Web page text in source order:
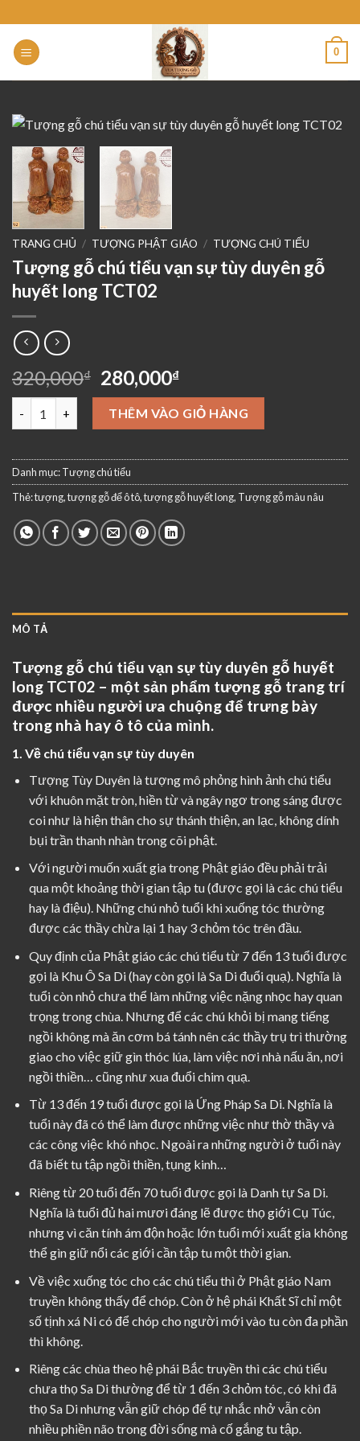
to
content
0
TRANG CHỦ / TƯỢNG PHẬT GIÁO / TƯỢNG CHÚ TIỂU
Tượng gỗ chú tiểu vạn sự tùy duyên gỗ
huyết long TCT02
320,000₫ Giá
gốc
là:
320,000₫.
280,000₫Giá
hiện
tại
là:
280,000₫.
Tượng gỗ chú tiểu vạn sự tùy duyên gỗ huyết long TCT02 số
THÊM VÀO GIỎ HÀNG
Danh mục:Tượng chú tiểu
Thẻ:tượng,tượng gỗ để ô tô,tượng gỗ huyết long, Tượng gỗ màu nâu
MÔ TẢ
Tượng gỗ chú tiểu vạn sự tùy duyên gỗ huyết
long TCT02 – một sản phẩm tượng gỗ trang trí
được nhiều người ưa chuộng để trưng bày
trong nhà hay ô tô của mình.
1. Về chú tiểu vạn sự tùy duyên
Tượng Tùy Duyên là tượng mô phỏng hình ảnh chú tiểu
với khuôn mặt tròn, hiền từ và ngây ngơ trong sáng được
coi như là hiện thân cho sự thánh thiện, an lạc, không dính
bụi trần thanh nhàn trong cõi phật.
Với người muốn xuất gia trong Phật giáo đều phải trải
qua một khoảng thời gian tập tu (được gọi là các chú tiểu
hay là điệu). Những chú nhỏ tuổi khi xuống tóc thường
được các thầy chừa lại 1 hay 3 chỏm tóc trên đầu.
Quy định của Phật giáo các chú tiểu từ 7 đến 13 tuổi được
gọi là Khu Ô Sa Di (hay còn gọi là Sa Di đuổi quạ). Nghĩa là
tuổi còn nhỏ chưa thể làm những việc nặng nhọc hay quan
trọng trong chùa. Nhưng để các chú khỏi bị mang tiếng
ngồi không mà ăn cơm bá tánh nên các thầy trụ trì thường
giao cho việc giữ gìn thóc lúa, làm việc nơi nhà nấu ăn, nơi
ngồi thiền… cũng như xua đuổi chim quạ.
Từ 13 đến 19 tuổi được gọi là Ứng Pháp Sa Di. Nghĩa là
tuổi này đã có thể làm được những việc như thờ thầy và
các công việc khó nhọc. Ngoài ra những người ở tuổi này
đã biết tu tập ngồi thiền, tụng kinh…
Riêng từ 20 tuổi đến 70 tuổi được gọi là Danh tự Sa Di.
Nghĩa là tuổi đủ hai mươi đáng lẽ được thọ giới Cụ Túc,
nhưng vì căn tính ám độn hoặc lớn tuổi mới xuất gia không
thể gìn giữ nổi các giới cần tập tu một thời gian.
Về việc xuống tóc cho các chú tiểu thì ở Phật giáo Nam
truyền không thấy để chóp. Còn ở hệ phái Khất Sĩ chỉ một
số tịnh xá Ni có để chóp cho người mới vào tu còn đa phần
thì không.
Riêng các chùa theo hệ phái Bắc truyền thì các chú tiểu
chưa thọ Sa Di thường để từ 1 đến 3 chỏm tóc, có khi đã
thọ Sa Di nhưng vẫn giữ chóp để tự nhắc nhở vẫn còn
nhiều phiền não trong đời sống mà cố gắng tu tập.